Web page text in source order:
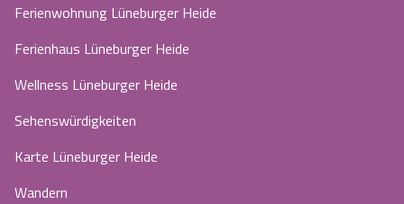
Ferienwohnung Lüneburger Heide
Ferienhaus Lüneburger Heide
Wellness Lüneburger Heide
Sehenswürdigkeiten
Karte Lüneburger Heide
Wandern